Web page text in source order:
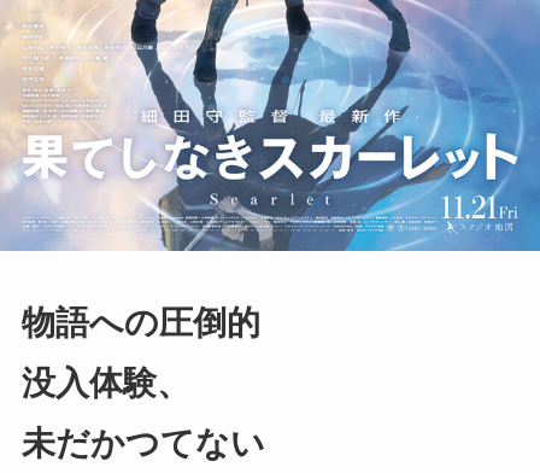
物語への圧倒的
没入体験、
未だかつてない